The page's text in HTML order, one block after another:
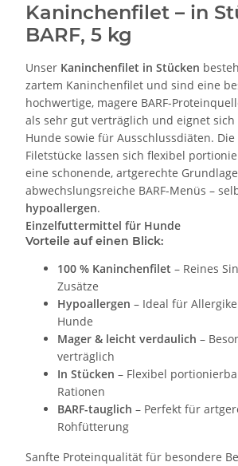
Kaninchenfilet – in
BARF, 5 kg
Unser Kaninchenfilet in Stücken
zartem Kaninchenfilet und sind eine
hochwertige, magere BARF-
als sehr gut verträglich und eignet
Hunde sowie für Ausschlussdiäten.
Filetstücke lassen sich flexibel
eine schonende, artgerechte
abwechslungsreiche BARF-Menüs –
hypoallergen.
Einzelfuttermittel für Hunde
Vorteile auf einen Blick:
100 % Kaninchenfilet – Reines
Zusätze
Hypoallergen – Ideal für
Hunde
Mager & leicht verdaulich –
verträglich
In Stücken – Flexibel
Rationen
BARF-tauglich – Perfekt für
Rohfütterung
Sanfte Proteinqualität für besondere